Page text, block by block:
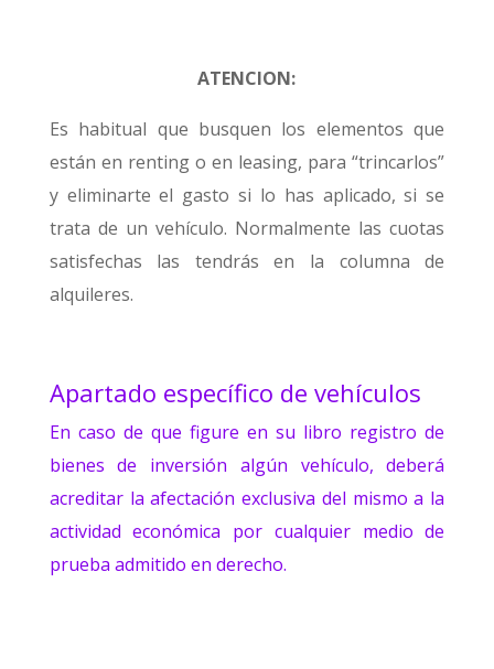
ATENCION:
Es habitual que busquen los elementos que
están en renting o en leasing, para “trincarlos”
y eliminarte el gasto si lo has aplicado, si se
trata de un vehículo. Normalmente las cuotas
satisfechas las tendrás en la columna de
alquileres.
Apartado específico de vehículos
En caso de que figure en su libro registro de
bienes de inversión algún vehículo, deberá
acreditar la afectación exclusiva del mismo a la
actividad económica por cualquier medio de
prueba admitido en derecho.